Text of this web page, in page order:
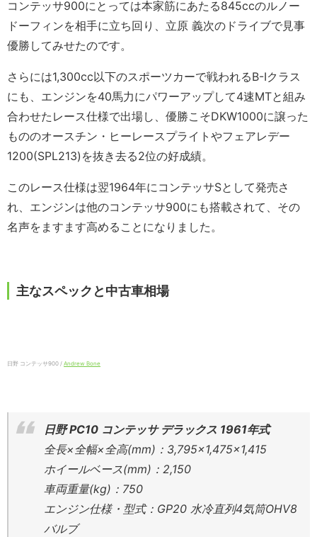
コンテッサ900にとっては本家筋にあたる845ccのルノー
ドーフィンを相手に立ち回り、立原 義次のドライブで見事
優勝してみせたのです。
さらには1,300cc以下のスポーツカーで戦われるB-Iクラス
にも、エンジンを40馬力にパワーアップして4速MTと組み
合わせたレース仕様で出場し、優勝こそDKW1000に譲った
もののオースチン・ヒーレースプライトやフェアレデー
1200(SPL213)を抜き去る2位の好成績。
このレース仕様は翌1964年にコンテッサSとして発売さ
れ、エンジンは他のコンテッサ900にも搭載されて、その
名声をますます高めることになりました。
主なスペックと中古車相場
日野 コンテッサ900 / Andrew Bone
日野 PC10 コンテッサ デラックス 1961年式
全長×全幅×全高(mm)：3,795×1,475×1,415
ホイールベース(mm)：2,150
車両重量(kg)：750
エンジン仕様・型式：GP20 水冷直列4気筒OHV8
バルブ